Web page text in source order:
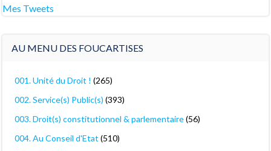
Mes Tweets
AU MENU DES FOUCARTISES
001. Unité du Droit ! (265)
002. Service(s) Public(s) (393)
003. Droit(s) constitutionnel & parlementaire(56)
004. Au Conseil d'Etat (510)